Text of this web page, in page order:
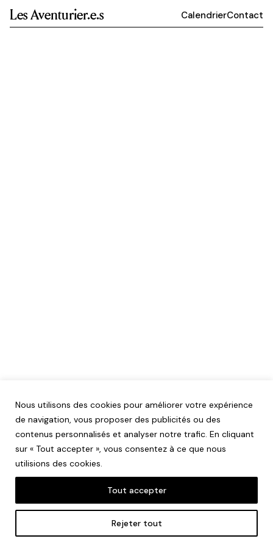
Nous utilisons des cookies pour améliorer votre expérience
de navigation, vous proposer des publicités ou des
contenus personnalisés et analyser notre trafic. En cliquant
sur « Tout accepter », vous consentez à ce que nous
utilisions des cookies.
Rejeter tout
Tout accepter
Les Aventurier.e.s CalendrierContact